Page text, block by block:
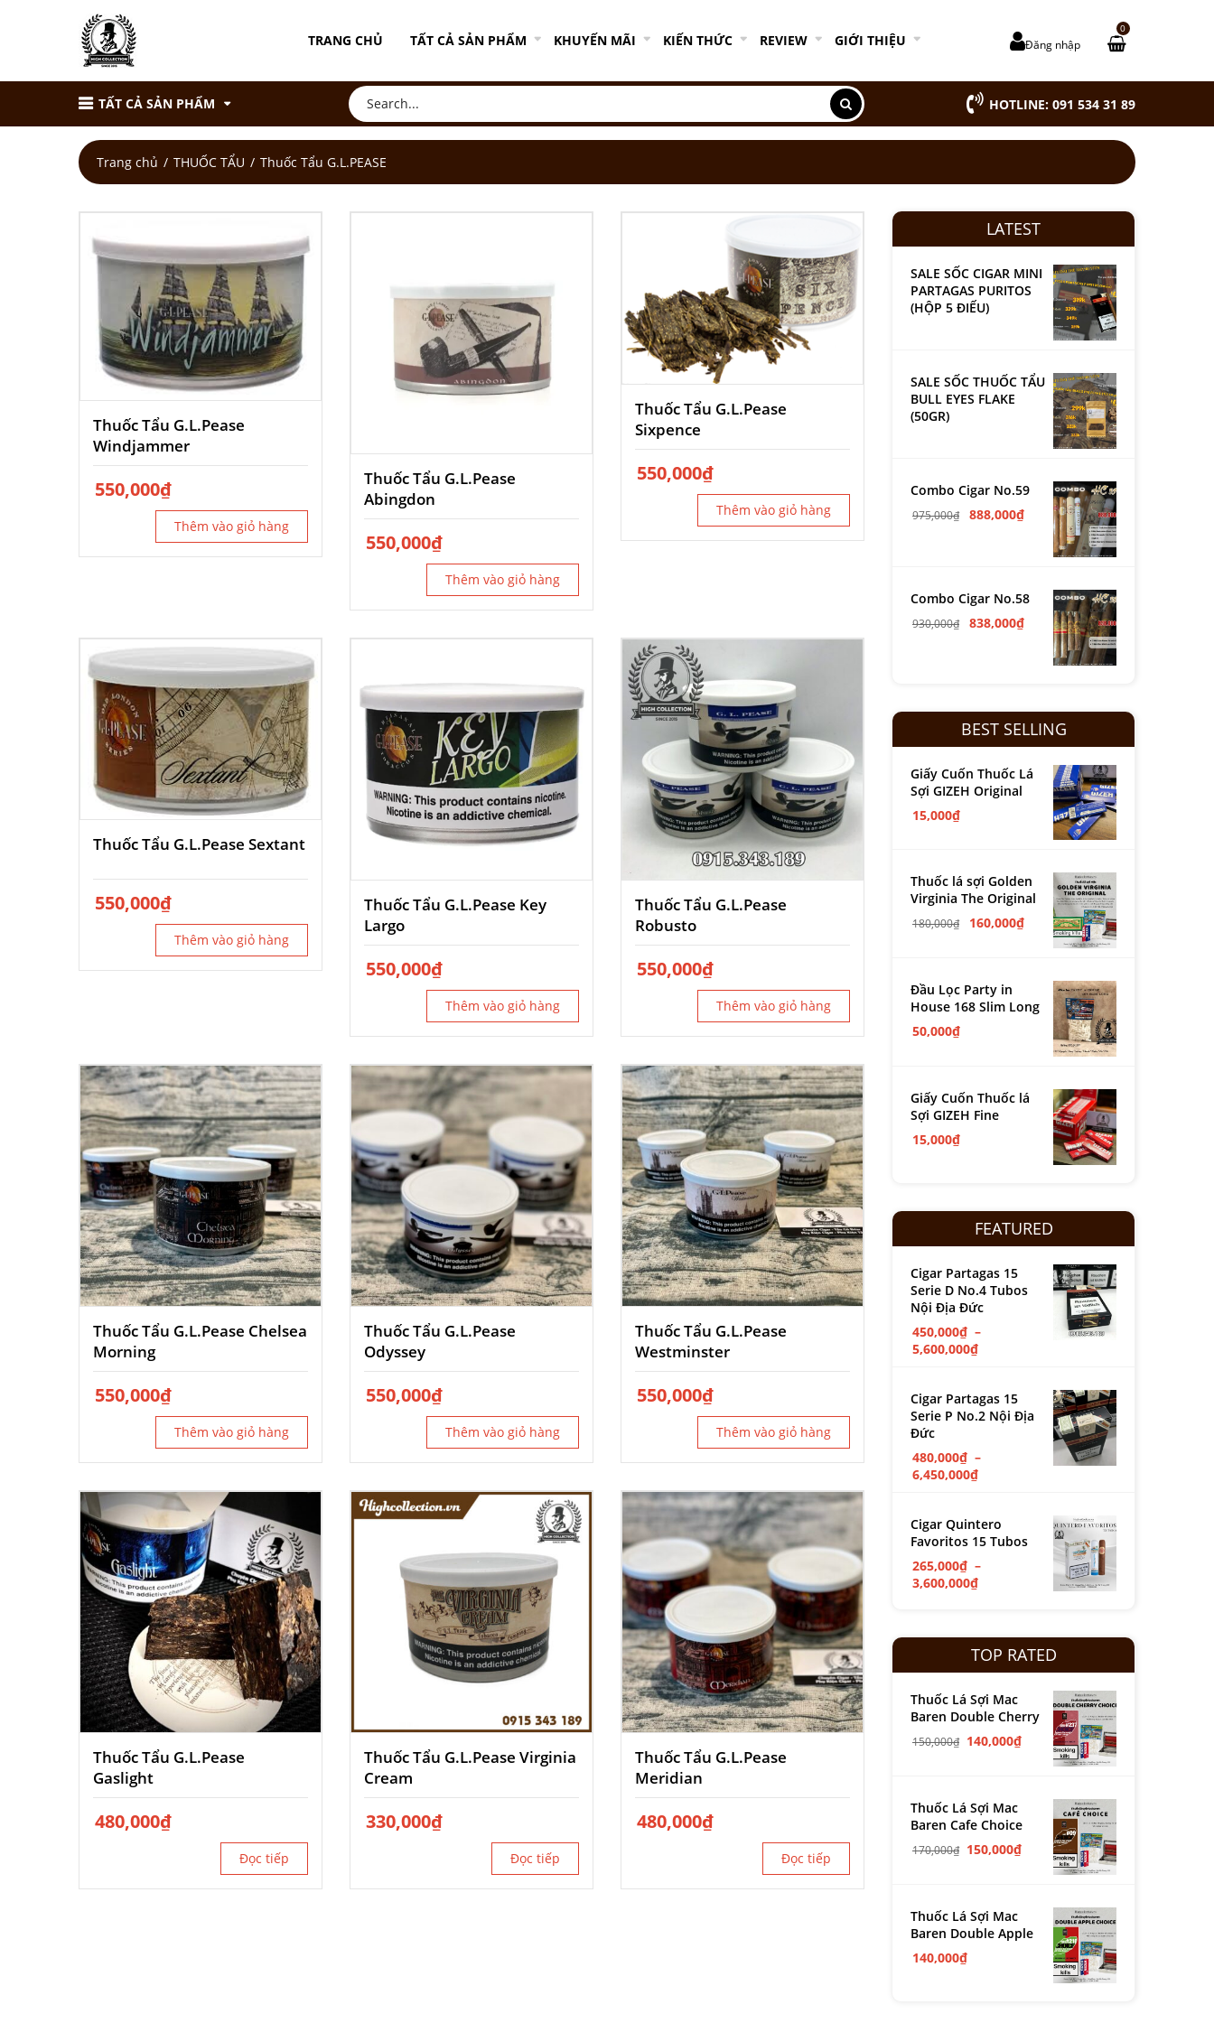
TRANG CHỦ TẤT CẢ SẢN PHẨM KHUYẾN MÃI KIẾN THỨC REVIEW GIỚI THIỆU Đăng nhập
0
TẤT CẢ SẢN PHẨM HOTLINE: 091 534 31 89
Trang chủ THUỐC TẨU Thuốc Tẩu G.L.PEASE
Thuốc Tẩu G.L.Pease
Windjammer
550,000₫
Thêm vào giỏ hàng
Thuốc Tẩu G.L.Pease
Abingdon
550,000₫
Thêm vào giỏ hàng
Thuốc Tẩu G.L.Pease
Sixpence
550,000₫
Thêm vào giỏ hàng
Thuốc Tẩu G.L.Pease Sextant
550,000₫
Thêm vào giỏ hàng
Thuốc Tẩu G.L.Pease Key
Largo
550,000₫
Thêm vào giỏ hàng
Thuốc Tẩu G.L.Pease
Robusto
550,000₫
Thêm vào giỏ hàng
Thuốc Tẩu G.L.Pease Chelsea
Morning
550,000₫
Thêm vào giỏ hàng
Thuốc Tẩu G.L.Pease
Odyssey
550,000₫
Thêm vào giỏ hàng
Thuốc Tẩu G.L.Pease
Westminster
550,000₫
Thêm vào giỏ hàng
Thuốc Tẩu G.L.Pease
Gaslight
480,000₫
Đọc tiếp
Thuốc Tẩu G.L.Pease Virginia
Cream
330,000₫
Đọc tiếp
Thuốc Tẩu G.L.Pease
Meridian
480,000₫
Đọc tiếp
LATEST
SALE SỐC CIGAR MINI
PARTAGAS PURITOS
(HỘP 5 ĐIẾU)
SALE SỐC THUỐC TẨU
BULL EYES FLAKE
(50GR)
Combo Cigar No.59
975,000₫ 888,000₫
Combo Cigar No.58
930,000₫ 838,000₫
BEST SELLING
Giấy Cuốn Thuốc Lá
Sợi GIZEH Original
15,000₫
Thuốc lá sợi Golden
Virginia The Original
180,000₫ 160,000₫
Đầu Lọc Party in
House 168 Slim Long
50,000₫
Giấy Cuốn Thuốc lá
Sợi GIZEH Fine
15,000₫
FEATURED
Cigar Partagas 15
Serie D No.4 Tubos
Nội Địa Đức
450,000₫ –
5,600,000₫
Cigar Partagas 15
Serie P No.2 Nội Địa
Đức
480,000₫ –
6,450,000₫
Cigar Quintero
Favoritos 15 Tubos
265,000₫ –
3,600,000₫
TOP RATED
Thuốc Lá Sợi Mac
Baren Double Cherry
150,000₫ 140,000₫
Thuốc Lá Sợi Mac
Baren Cafe Choice
170,000₫ 150,000₫
Thuốc Lá Sợi Mac
Baren Double Apple
140,000₫